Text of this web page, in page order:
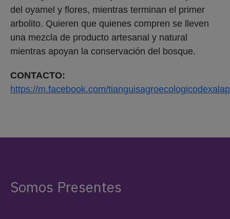
del oyamel y flores, mientras terminan el primer
arbolito. Quieren que quienes compren se lleven
una mezcla de producto artesanal y natural
mientras apoyan la conservación del bosque.
CONTACTO:
https://m.facebook.com/
Somos Presentes